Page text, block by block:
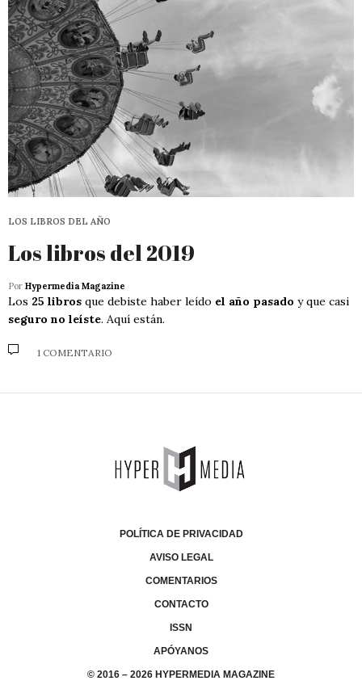
LOS LIBROS DEL AÑO
Los libros del 2019
Por Hypermedia Magazine
Los 25 libros que debiste haber leído el año pasado y que casi
seguro no leíste. Aquí están.
1 COMENTARIO
POLÍTICA DE PRIVACIDAD
AVISO LEGAL
COMENTARIOS
CONTACTO
ISSN
APÓYANOS
© 2016 – 2026 HYPERMEDIA MAGAZINE